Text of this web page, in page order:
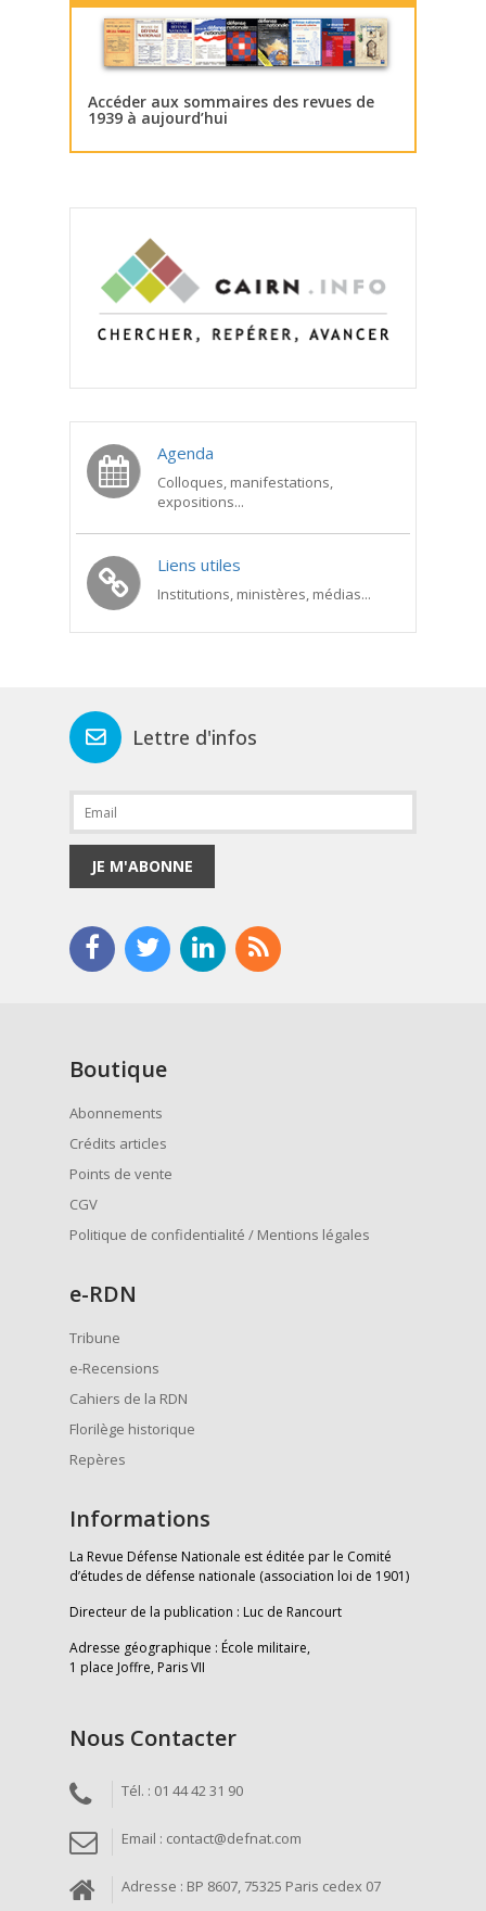
Accéder aux sommaires des revues de
1939 à aujourd’hui
Agenda
Colloques, manifestations,
expositions...
Liens utiles
Institutions, ministères, médias...
Lettre d'infos
JE M'ABONNE
Boutique
Abonnements
Crédits articles
Points de vente
CGV
Politique de confidentialité / Mentions légales
e-RDN
Tribune
e-Recensions
Cahiers de la RDN
Florilège historique
Repères
Informations
La Revue Défense Nationale est éditée par le Comité
d’études de défense nationale (association loi de 1901)
Directeur de la publication : Luc de Rancourt
Adresse géographique : École militaire,
1 place Joffre, Paris VII
Nous Contacter
Tél. : 01 44 42 31 90
Email : contact@defnat.com
Adresse : BP 8607, 75325 Paris cedex 07